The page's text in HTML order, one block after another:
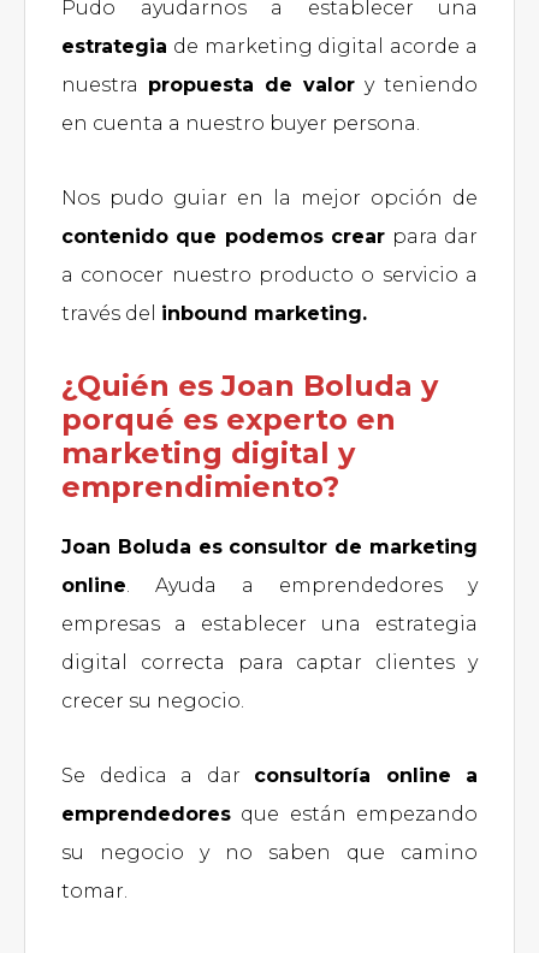
Pudo ayudarnos a establecer una
estrategia de marketing digital acorde a
nuestra propuesta de valor y teniendo
en cuenta a nuestro buyer persona.
Nos pudo guiar en la mejor opción de
contenido que podemos crear para dar
a conocer nuestro producto o servicio a
través del inbound marketing.
¿Quién es Joan Boluda y
porqué es experto en
marketing digital y
emprendimiento?
Joan Boluda es consultor de marketing
online. Ayuda a emprendedores y
empresas a establecer una estrategia
digital correcta para captar clientes y
crecer su negocio.
Se dedica a dar consultoría online a
emprendedores que están empezando
su negocio y no saben que camino
tomar.